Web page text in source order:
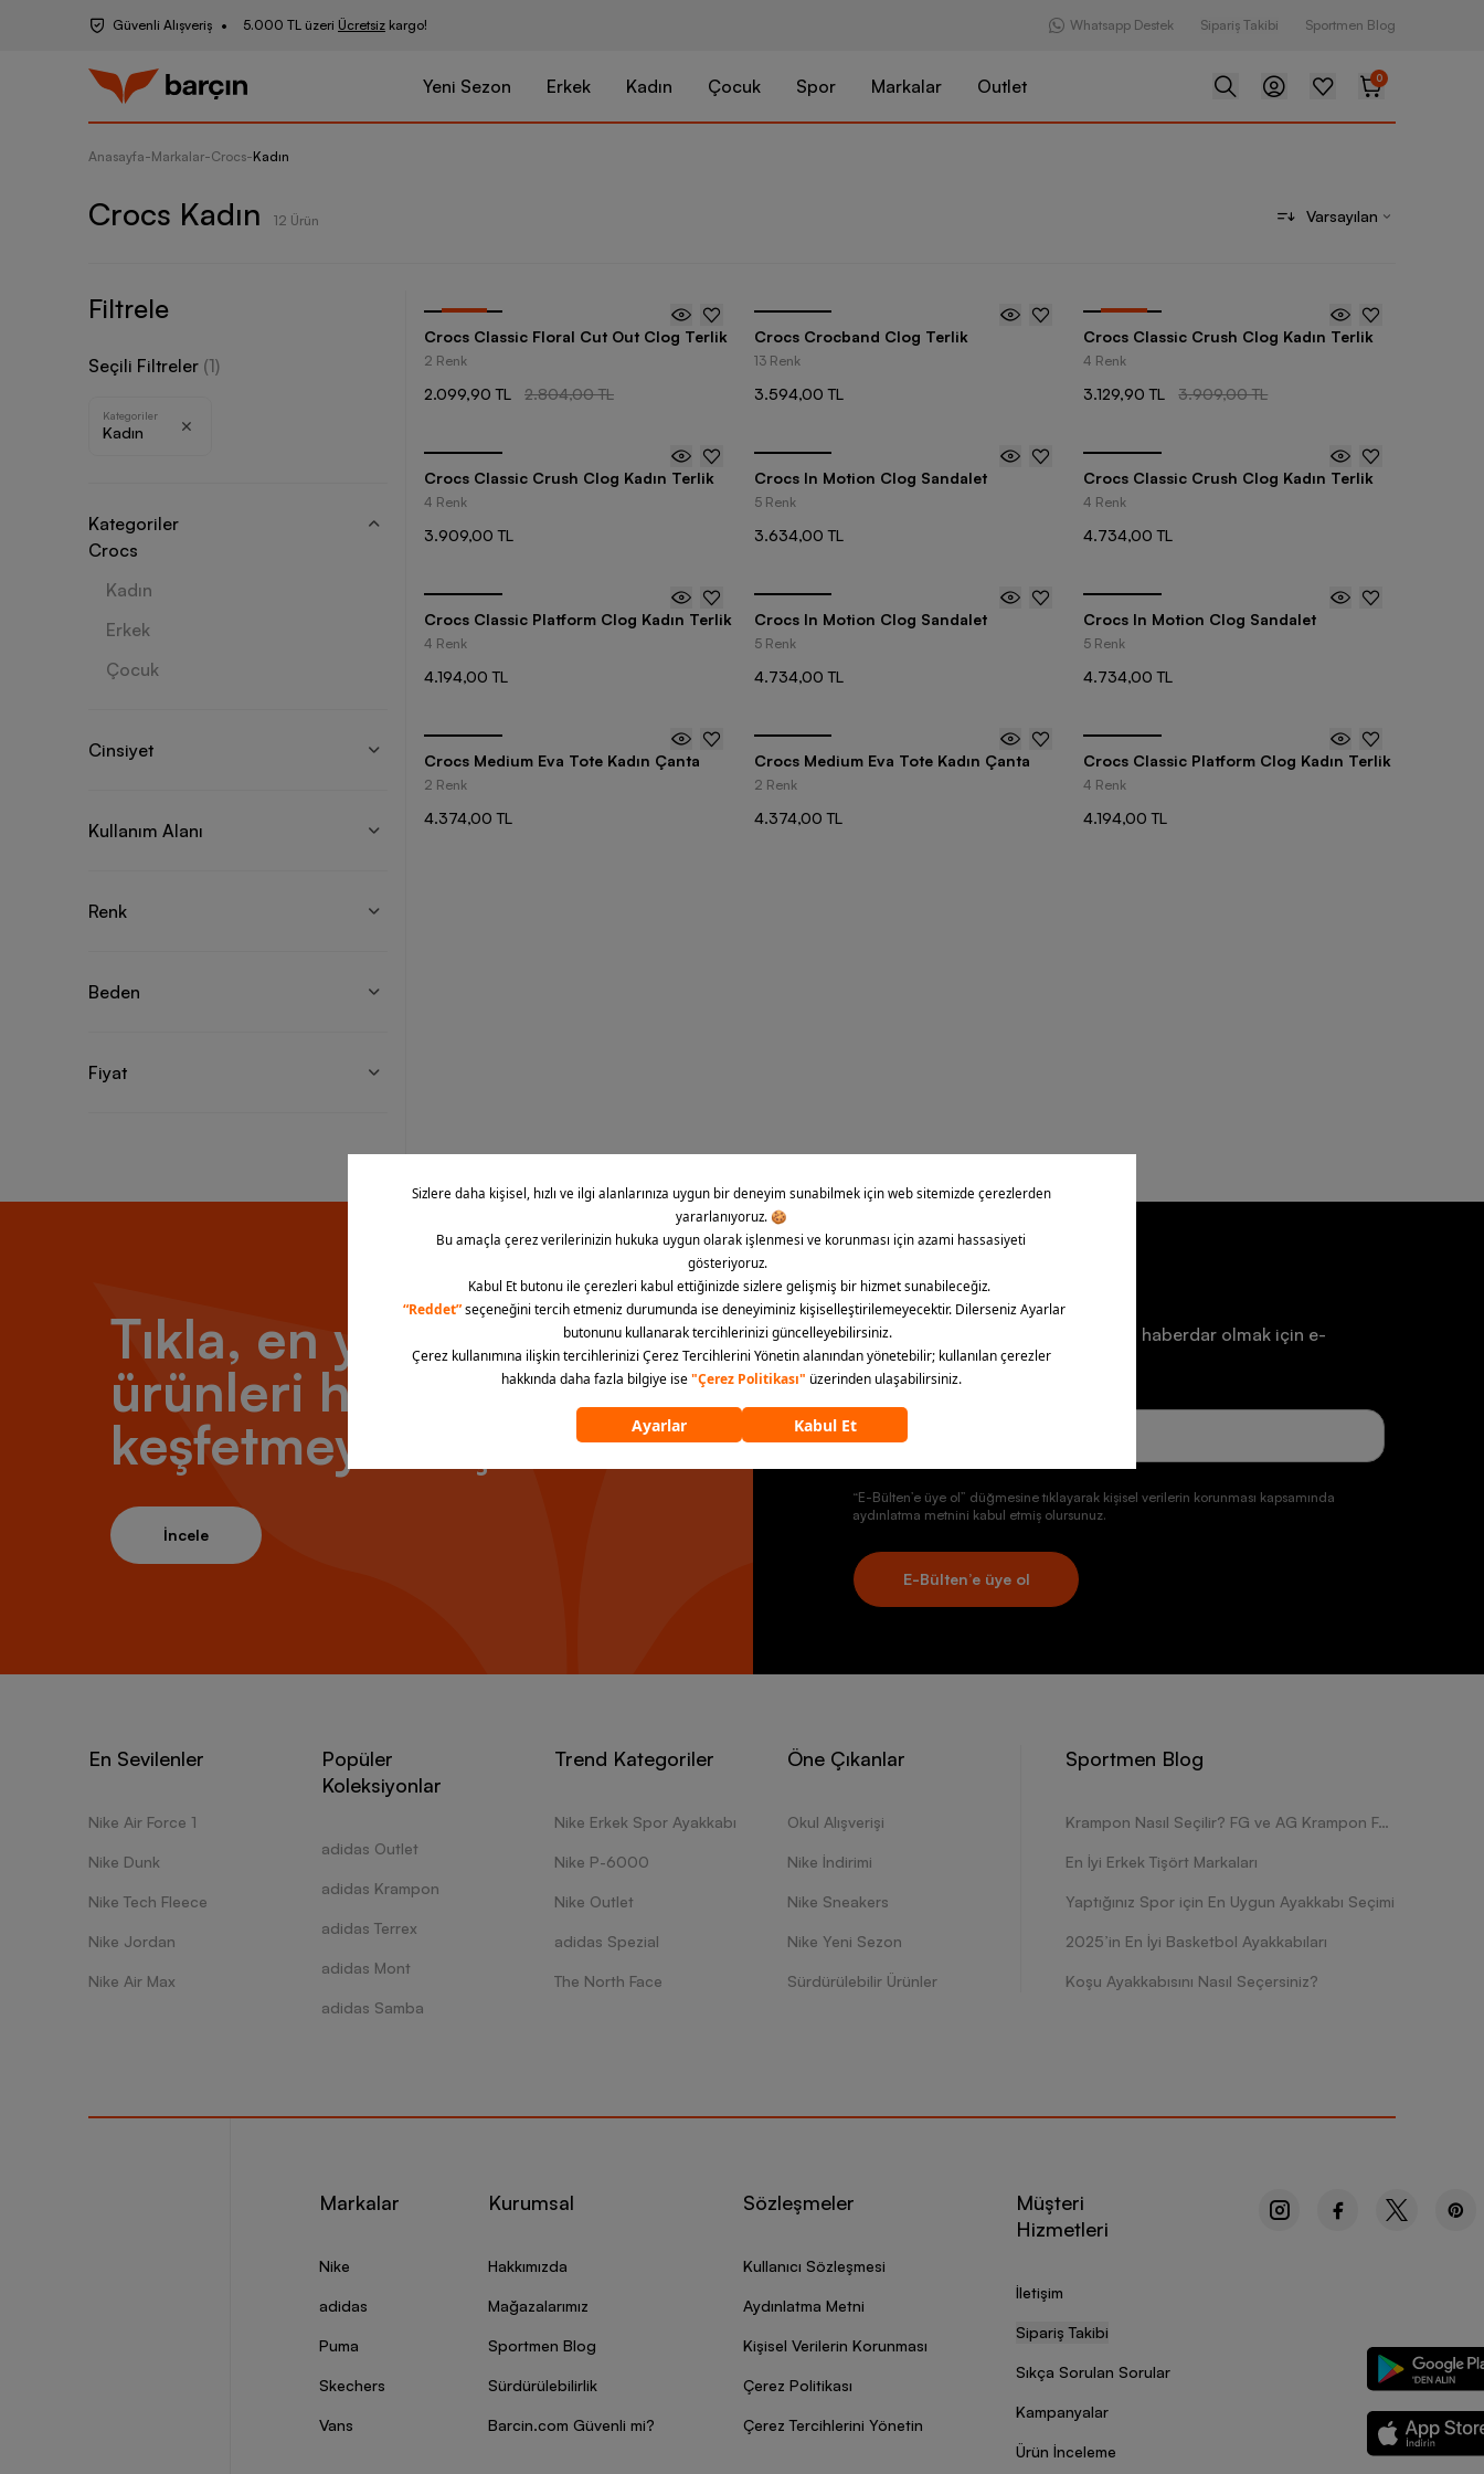
Güvenli Alışveriş 5.000 TL üzeri Ücretsiz kargo! Whatsapp Destek Sipariş Takibi Sportmen Blog
Yeni Sezon Erkek Kadın Çocuk Spor Markalar Outlet 0
Anasayfa-Markalar-Crocs-Kadın
Crocs Kadın 12 Ürün Varsayılan
Filtrele
Seçili Filtreler (1)
Kategoriler
Kadın
Kategoriler
Crocs
Kadın
Erkek
Çocuk
Cinsiyet
Kullanım Alanı
Renk
Beden
Fiyat
Crocs Classic Floral Cut Out Clog Terlik
2 Renk
2.099,90 TL 2.804,00 TL
Crocs Crocband Clog Terlik
13 Renk
3.594,00 TL
Crocs Classic Crush Clog Kadın Terlik
4 Renk
3.129,90 TL 3.909,00 TL
Crocs Classic Crush Clog Kadın Terlik
4 Renk
3.909,00 TL
Crocs In Motion Clog Sandalet
5 Renk
3.634,00 TL
Crocs Classic Crush Clog Kadın Terlik
4 Renk
4.734,00 TL
Crocs Classic Platform Clog Kadın Terlik
4 Renk
4.194,00 TL
Crocs In Motion Clog Sandalet
5 Renk
4.734,00 TL
Crocs In Motion Clog Sandalet
5 Renk
4.734,00 TL
Crocs Medium Eva Tote Kadın Çanta
2 Renk
4.374,00 TL
Crocs Medium Eva Tote Kadın Çanta
2 Renk
4.374,00 TL
Crocs Classic Platform Clog Kadın Terlik
4 Renk
4.194,00 TL
Tıkla, en yeni
ürünleri hemen
keşfetmeye başla!
İncele
E-Bülten
İndirim, kampanya ve duyurulardan haberdar olmak için e-
bültene abone olun.
“E-Bülten’e üye ol” düğmesine tıklayarak kişisel verilerin korunması kapsamında
aydınlatma metnini kabul etmiş olursunuz.
E-Bülten’e üye ol
En Sevilenler
Nike Air Force 1
Nike Dunk
Nike Tech Fleece
Nike Jordan
Nike Air Max
Popüler
Koleksiyonlar
adidas Outlet
adidas Krampon
adidas Terrex
adidas Mont
adidas Samba
Trend Kategoriler
Nike Erkek Spor Ayakkabı
Nike P-6000
Nike Outlet
adidas Spezial
The North Face
Öne Çıkanlar
Okul Alışverişi
Nike İndirimi
Nike Sneakers
Nike Yeni Sezon
Sürdürülebilir Ürünler
Sportmen Blog
Krampon Nasıl Seçilir? FG ve AG Krampon Farkları Nelerdir?
En İyi Erkek Tişört Markaları
Yaptığınız Spor için En Uygun Ayakkabı Seçimi
2025’in En İyi Basketbol Ayakkabıları
Koşu Ayakkabısını Nasıl Seçersiniz?
Markalar
Nike
adidas
Puma
Skechers
Vans
Kurumsal
Hakkımızda
Mağazalarımız
Sportmen Blog
Sürdürülebilirlik
Barcin.com Güvenli mi?
Sözleşmeler
Kullanıcı Sözleşmesi
Aydınlatma Metni
Kişisel Verilerin Korunması
Çerez Politikası
Çerez Tercihlerini Yönetin
Müşteri
Hizmetleri
İletişim
Sipariş Takibi
Sıkça Sorulan Sorular
Kampanyalar
Ürün İnceleme